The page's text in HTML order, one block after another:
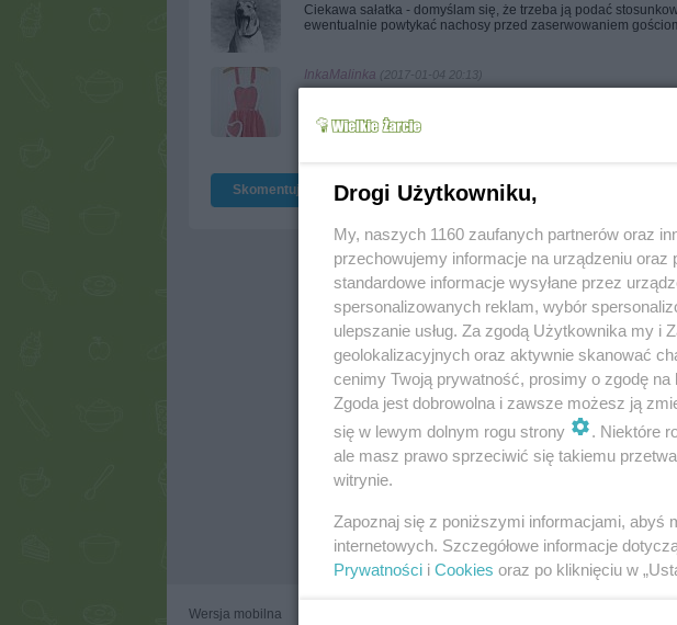
Ciekawa sałatka - domyślam się, że trzeba ją podać
ewentualnie powtykać nachosy przed zaserwowaniem
InkaMalinka (2017-01-04 20:13)
Skomentuj
Wersja mobilna
Drogi Użytkowniku,
My, naszych 1160 zaufanych partnerów oraz
przechowujemy informacje na urządzeniu
standardowe informacje wysyłane przez
spersonalizowanych reklam, wybór
ulepszanie usług. Za zgodą Użytkownika my i
geolokalizacyjnych oraz aktywnie skanować
cenimy Twoją prywatność, prosimy o zgodę
Zgoda jest dobrowolna i zawsze możesz ją
się w lewym dolnym rogu strony
. Niektóre
ale masz prawo sprzeciwić się takiemu
witrynie.
Zapoznaj się z poniższymi informacjami, abyś
internetowych. Szczegółowe informacje
Prywatności i Cookies oraz po kliknięciu w